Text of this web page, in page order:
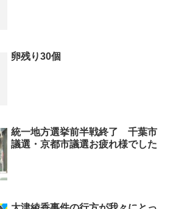
卵残り30個
統一地方選挙前半戦終了 千葉市
議選・京都市議選お疲れ様でした